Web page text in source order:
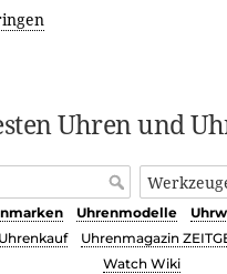
Uhren und
Uhrenmodelle
Uhrenkauf Uhrenmagazin
Watch Wiki